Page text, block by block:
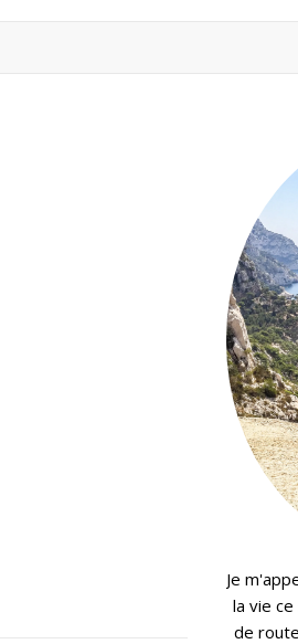
Je
la vie
de